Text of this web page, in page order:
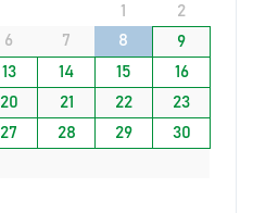
1
2
6 7 8
9
13 14 15
16
20 21 22
23
27 28 29
30